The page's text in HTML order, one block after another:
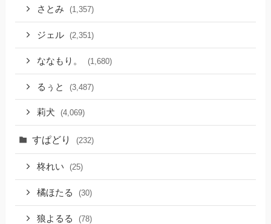
さとみ (1,357)
ジェル (2,351)
ななもり。 (1,680)
るぅと (3,487)
莉犬 (4,069)
すぱどり (232)
柊れい (25)
橘ほたる (30)
狼よるる (78)